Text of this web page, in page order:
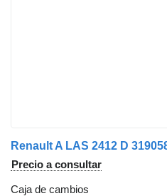
Precio a consultar
Caja de cambios